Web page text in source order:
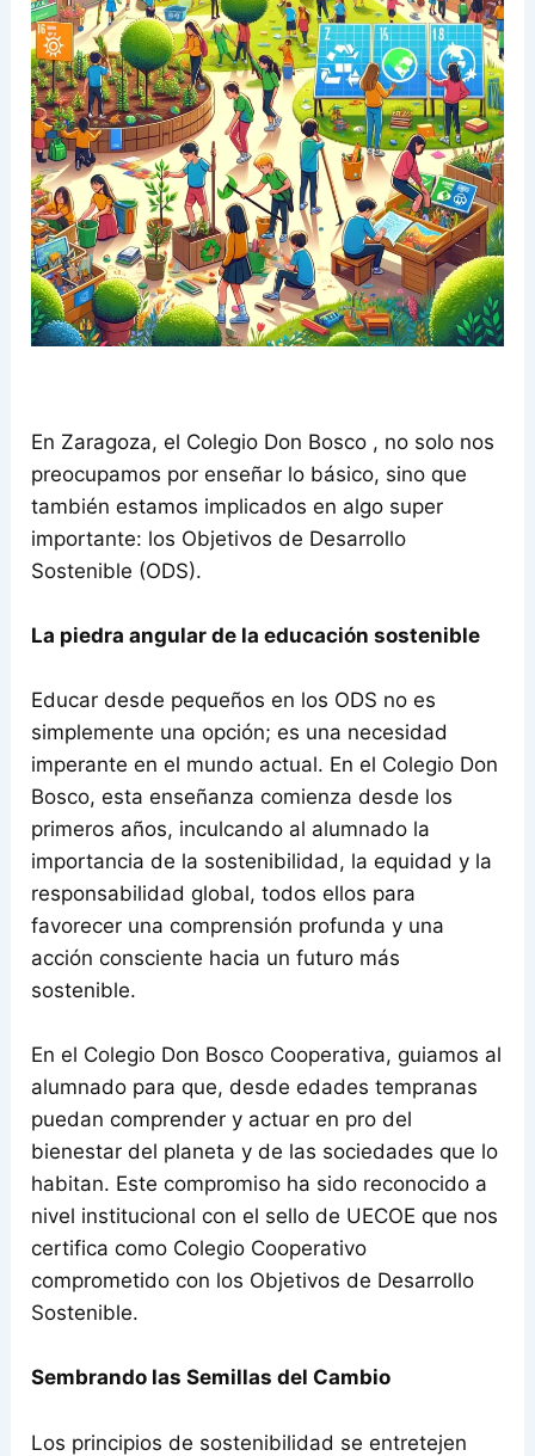
En Zaragoza, el Colegio Don Bosco , no solo nos
preocupamos por enseñar lo básico, sino que
también estamos implicados en algo super
importante: los Objetivos de Desarrollo
Sostenible (ODS).
La piedra angular de la educación sostenible
Educar desde pequeños en los ODS no es
simplemente una opción; es una necesidad
imperante en el mundo actual. En el Colegio Don
Bosco, esta enseñanza comienza desde los
primeros años, inculcando al alumnado la
importancia de la sostenibilidad, la equidad y la
responsabilidad global, todos ellos para
favorecer una comprensión profunda y una
acción consciente hacia un futuro más
sostenible.
En el Colegio Don Bosco Cooperativa, guiamos al
alumnado para que, desde edades tempranas
puedan comprender y actuar en pro del
bienestar del planeta y de las sociedades que lo
habitan. Este compromiso ha sido reconocido a
nivel institucional con el sello de UECOE que nos
certifica como Colegio Cooperativo
comprometido con los Objetivos de Desarrollo
Sostenible.
Sembrando las Semillas del Cambio
Los principios de sostenibilidad se entretejen